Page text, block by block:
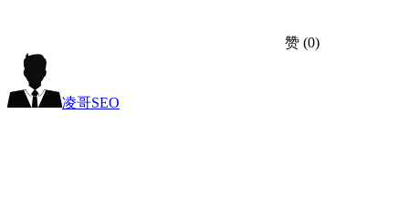
赞 (0)
凌哥SEO